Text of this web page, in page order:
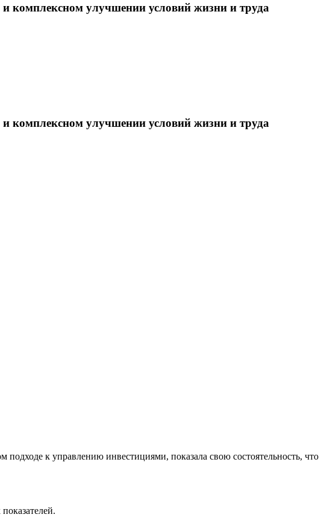
комплексном улучшении условий жизни и труда
комплексном улучшении условий жизни и труда
к управлению инвестициями, показала свою состоятельность, что